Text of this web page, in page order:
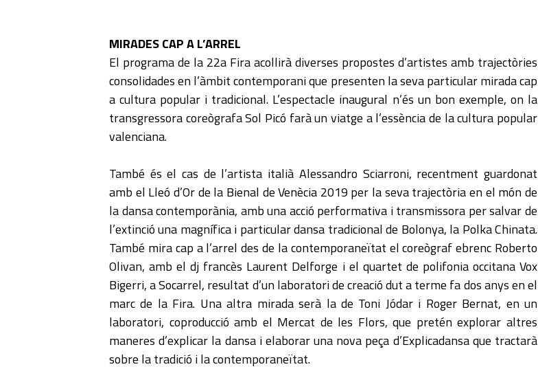
MIRADES CAP A L’ARREL
El programa de la 22a Fira acollirà diverses propostes d’artistes amb trajectòries
consolidades en l’àmbit contemporani que presenten la seva particular mirada cap
a cultura popular i tradicional. L’espectacle inaugural n’és un bon exemple, on la
transgressora coreògrafa Sol Picó farà un viatge a l’essència de la cultura popular
valenciana.
També és el cas de l’artista italià Alessandro Sciarroni, recentment guardonat
amb el Lleó d’Or de la Bienal de Venècia 2019 per la seva trajectòria en el món de
la dansa contemporània, amb una acció performativa i transmissora per salvar de
l’extinció una magnífica i particular dansa tradicional de Bolonya, la Polka Chinata.
També mira cap a l’arrel des de la contemporaneïtat el coreògraf ebrenc Roberto
Olivan, amb el dj francès Laurent Delforge i el quartet de polifonia occitana Vox
Bigerri, a Socarrel, resultat d’un laboratori de creació dut a terme fa dos anys en el
marc de la Fira. Una altra mirada serà la de Toni Jódar i Roger Bernat, en un
laboratori, coproducció amb el Mercat de les Flors, que pretén explorar altres
maneres d’explicar la dansa i elaborar una nova peça d’Explicadansa que tractarà
sobre la tradició i la contemporaneïtat.